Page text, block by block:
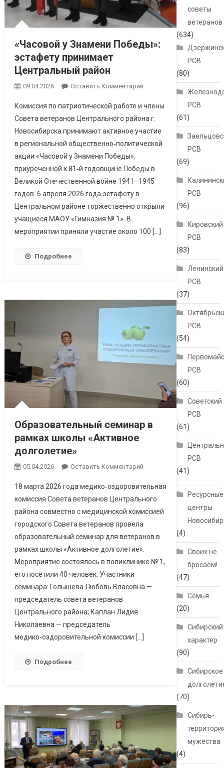
«Часовой у Знамени Победы»:
эстафету принимает
Центральный район
09.04.2026 Оставить Комментарий
Комиссия по патриотической работе и члены
Совета ветеранов Центрального района г.
Новосибирска принимают активное участие
в региональной общественно‑политической
акции «Часовой у Знамени Победы»,
приуроченной к 81‑й годовщине Победы в
Великой Отечественной войне 1941–1945
годов. 6 апреля 2026 года эстафету в
Центральном районе торжественно открыли
учащиеся МАОУ «Гимназия № 1». В
мероприятии приняли участие около 100 […]
Подробнее
Образовательный семинар в
рамках школы «Активное
долголетие»
05.04.2026 Оставить Комментарий
18 марта 2026 года медико‑оздоровительная
комиссия Совета ветеранов Центрального
района совместно с медицинской комиссией
городского Совета ветеранов провела
образовательный семинар для ветеранов в
рамках школы «Активное долголетие».
Мероприятие состоялось в поликлинике № 1,
его посетили 40 человек. Участники
семинара: Голышева Любовь Власовна —
председатель совета ветеранов
Центрального района; Каплан Лидия
Николаевна — председатель
медико‑оздоровительной комиссии […]
Подробнее
советы
ветеранов
(634)
РСВ
(80)
РСВ
(61)
РСВ
(69)
РСВ
(96)
Кировский
РСВ
(83)
Ленинский
РСВ
(37)
РСВ
(54)
РСВ
(60)
Советский
РСВ
(61)
РСВ
(41)
Ресурсные
центры
(4)
Своих не
бросаем!
(47)
Семья
(20)
Сибирский
характер
(90)
Сибирское
(70)
Сибирь-
мужества
(4)